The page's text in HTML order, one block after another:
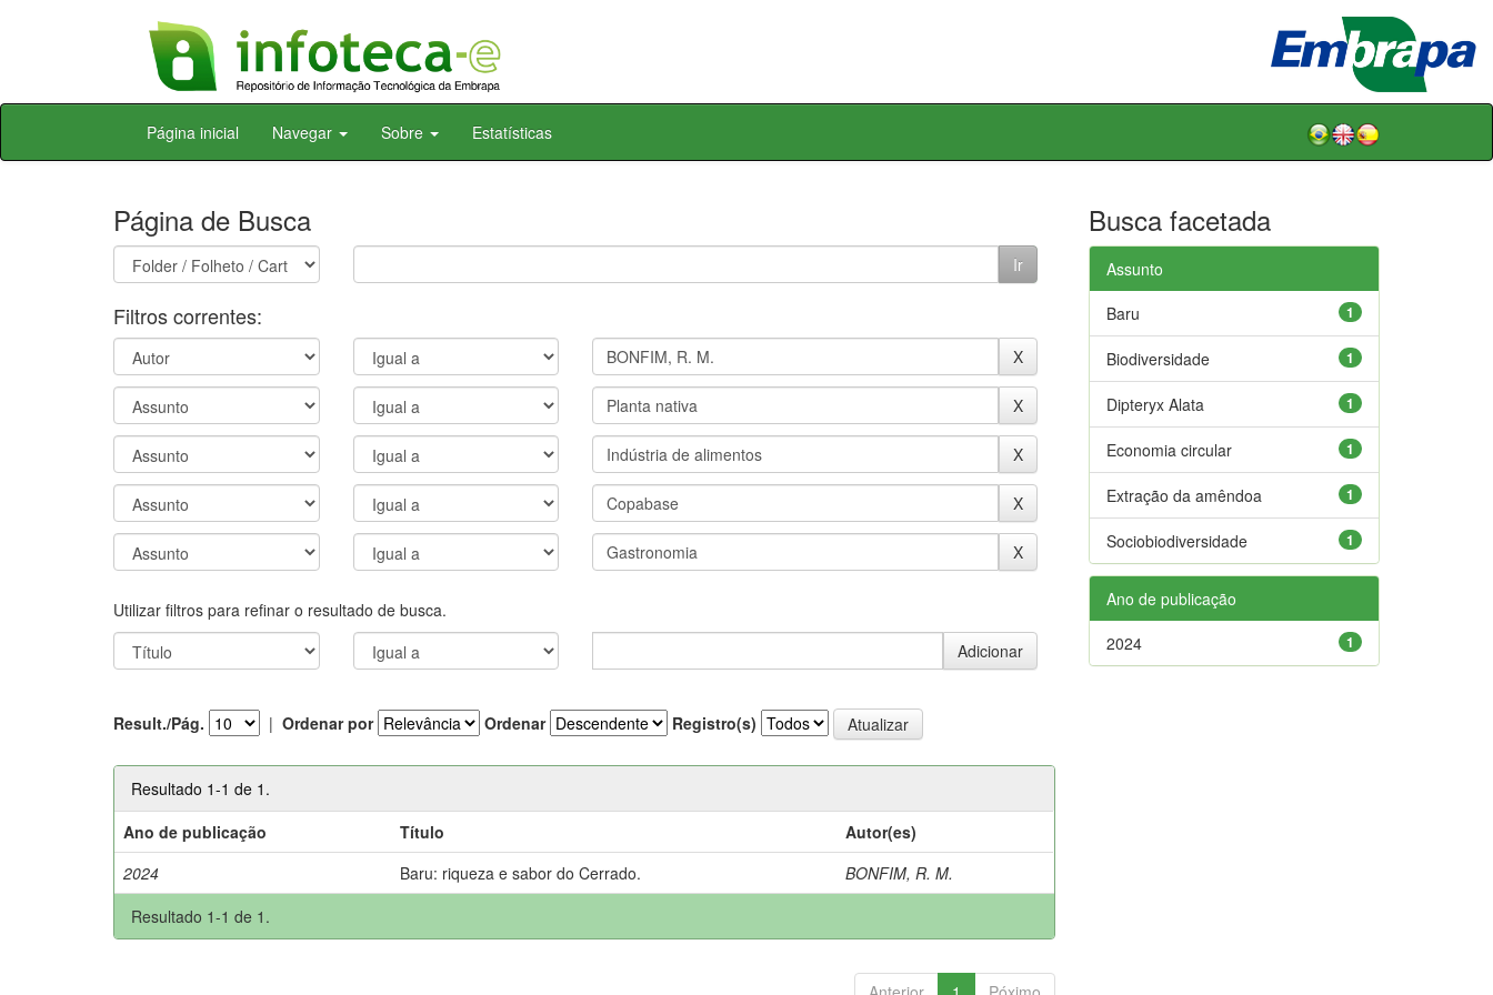
Skip
Página inicial Navegar Sobre Estatísticas
Página de Busca
Filtros correntes:
Utilizar filtros para refinar o resultado de busca.
Result./Pág. | Ordenar por Ordenar Registro(s)
Resultado 1-1 de 1.
Ano de publicação
Título
Autor(es)
2024
Baru: riqueza e sabor do Cerrado.
BONFIM, R. M.
Resultado 1-1 de 1.
Busca facetada
Assunto
1
Baru
1
Biodiversidade
1
Dipteryx Alata
1
Economia circular
1
Extração da amêndoa
1
Sociobiodiversidade
Ano de publicação
1
2024